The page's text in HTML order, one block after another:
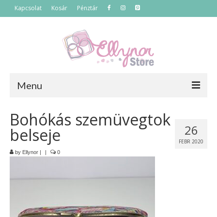
Kapcsolat Kosár Pénztár
Menu
Főoldal
Termékek
Szettek
Neszeszerek
26
FEBR 2020
Bohókás szemüvegtok
belseje
by Ellynor | | 0